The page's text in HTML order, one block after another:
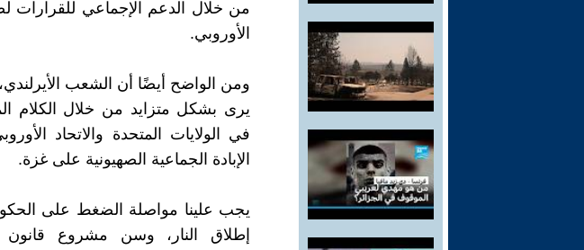
من خلال الدعم الإجماعي للقرارات
الأوروبي.
ومن الواضح أيضًا أن الشعب
يرى بشكل متزايد من خلال الكلام
في الولايات المتحدة والاتحاد
الإبادة الجماعية الصهيونية على غزة.
يجب علينا مواصلة الضغط على
إطلاق النار، وسن مشروع